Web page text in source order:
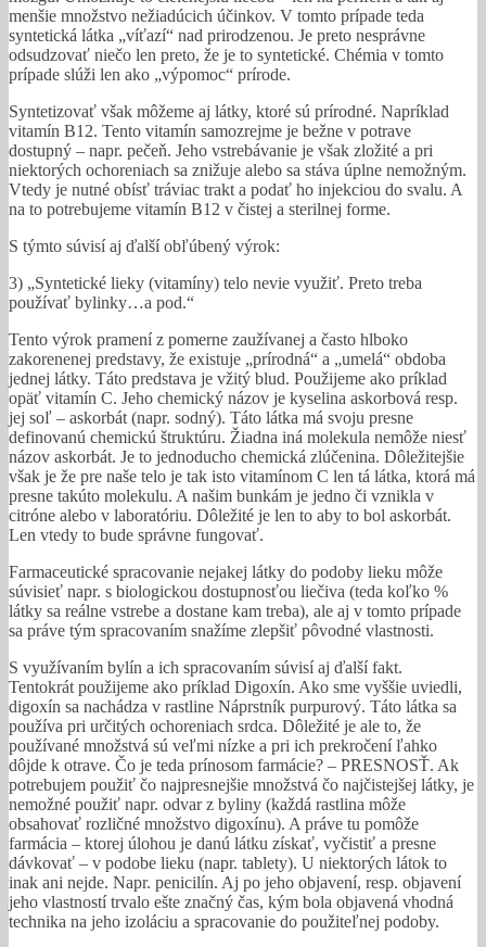
menšie množstvo nežiadúcich účinkov. V tomto prípade teda
syntetická látka „víťazí“ nad prirodzenou. Je preto nesprávne
odsudzovať niečo len preto, že je to syntetické. Chémia v tomto
prípade slúži len ako „výpomoc“ prírode.
Syntetizovať však môžeme aj látky, ktoré sú prírodné. Napríklad
vitamín B12. Tento vitamín samozrejme je bežne v potrave
dostupný – napr. pečeň. Jeho vstrebávanie je však zložité a pri
niektorých ochoreniach sa znižuje alebo sa stáva úplne nemožným.
Vtedy je nutné obísť tráviac trakt a podať ho injekciou do svalu. A
na to potrebujeme vitamín B12 v čistej a sterilnej forme.
S týmto súvisí aj ďalší obľúbený výrok:
3) „Syntetické lieky (vitamíny) telo nevie využiť. Preto treba
používať bylinky…a pod.“
Tento výrok pramení z pomerne zaužívanej a často hlboko
zakorenenej predstavy, že existuje „prírodná“ a „umelá“ obdoba
jednej látky. Táto predstava je vžitý blud. Použijeme ako príklad
opäť vitamín C. Jeho chemický názov je kyselina askorbová resp.
jej soľ – askorbát (napr. sodný). Táto látka má svoju presne
definovanú chemickú štruktúru. Žiadna iná molekula nemôže niesť
názov askorbát. Je to jednoducho chemická zlúčenina. Dôležitejšie
však je že pre naše telo je tak isto vitamínom C len tá látka, ktorá má
presne takúto molekulu. A našim bunkám je jedno či vznikla v
citróne alebo v laboratóriu. Dôležité je len to aby to bol askorbát.
Len vtedy to bude správne fungovať.
Farmaceutické spracovanie nejakej látky do podoby lieku môže
súvisieť napr. s biologickou dostupnosťou liečiva (teda koľko %
látky sa reálne vstrebe a dostane kam treba), ale aj v tomto prípade
sa práve tým spracovaním snažíme zlepšiť pôvodné vlastnosti.
S využívaním bylín a ich spracovaním súvisí aj ďalší fakt.
Tentokrát použijeme ako príklad Digoxín. Ako sme vyššie uviedli,
digoxín sa nachádza v rastline Náprstník purpurový. Táto látka sa
používa pri určitých ochoreniach srdca. Dôležité je ale to, že
používané množstvá sú veľmi nízke a pri ich prekročení ľahko
dôjde k otrave. Čo je teda prínosom farmácie? – PRESNOSŤ. Ak
potrebujem použiť čo najpresnejšie množstvá čo najčistejšej látky, je
nemožné použiť napr. odvar z byliny (každá rastlina môže
obsahovať rozličné množstvo digoxínu). A práve tu pomôže
farmácia – ktorej úlohou je danú látku získať, vyčistiť a presne
dávkovať – v podobe lieku (napr. tablety). U niektorých látok to
inak ani nejde. Napr. penicilín. Aj po jeho objavení, resp. objavení
jeho vlastností trvalo ešte značný čas, kým bola objavená vhodná
technika na jeho izoláciu a spracovanie do použiteľnej podoby.